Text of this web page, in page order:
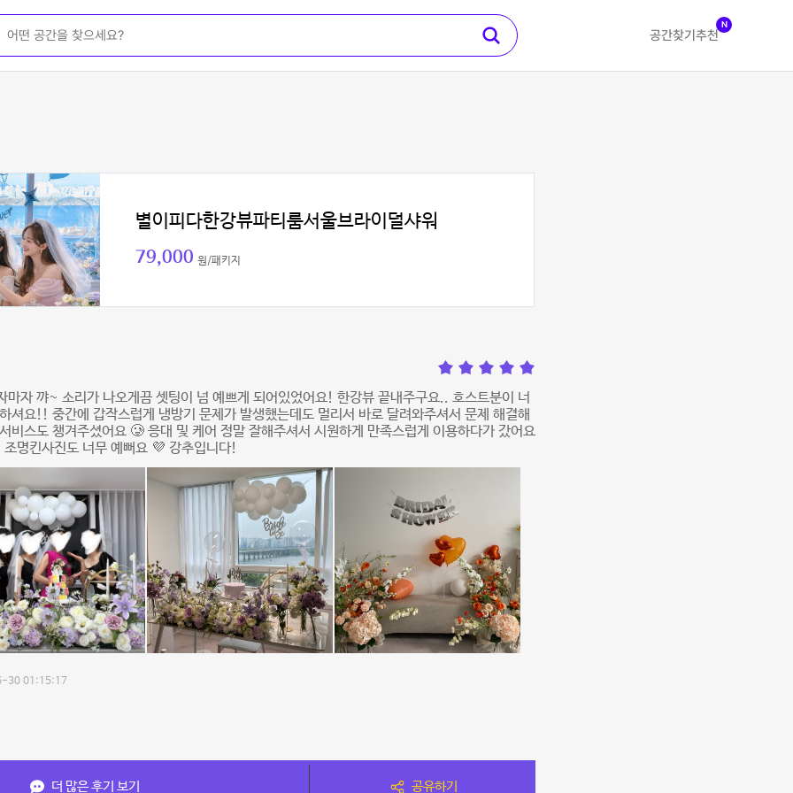
공간찾기 추천
N
별이피다한강뷰파티룸서울브라이덜샤워
79,000 원/패키지
마자 꺄~ 소리가 나오게끔 셋팅이 넘 예쁘게 되어있었어요! 한강뷰 끝내주구요.. 호스트분이 너
셔요!! 중간에 갑작스럽게 냉방기 문제가 발생했는데도 멀리서 바로 달려와주셔서 문제 해결해
비스도 챙겨주셨어요 🥲 응대 및 케어 정말 잘해주셔서 시원하게 만족스럽게 이용하다가 갔어요
명킨사진도 너무 예뻐요 💜 강추입니다!
30 01:15:17
더 많은 후기 보기 공유하기